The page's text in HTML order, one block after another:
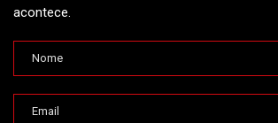
acontece.